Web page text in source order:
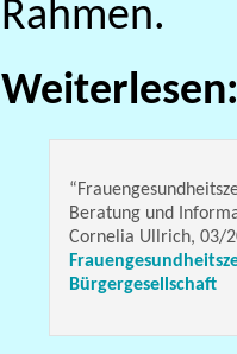
Rahmen.
Weiterlesen:
Beratung und
Cornelia Ullrich, 03/
Bürgergesellschaft